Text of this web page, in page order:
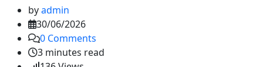
byadmin
30/06/2026
0 Comments
3 minutes read